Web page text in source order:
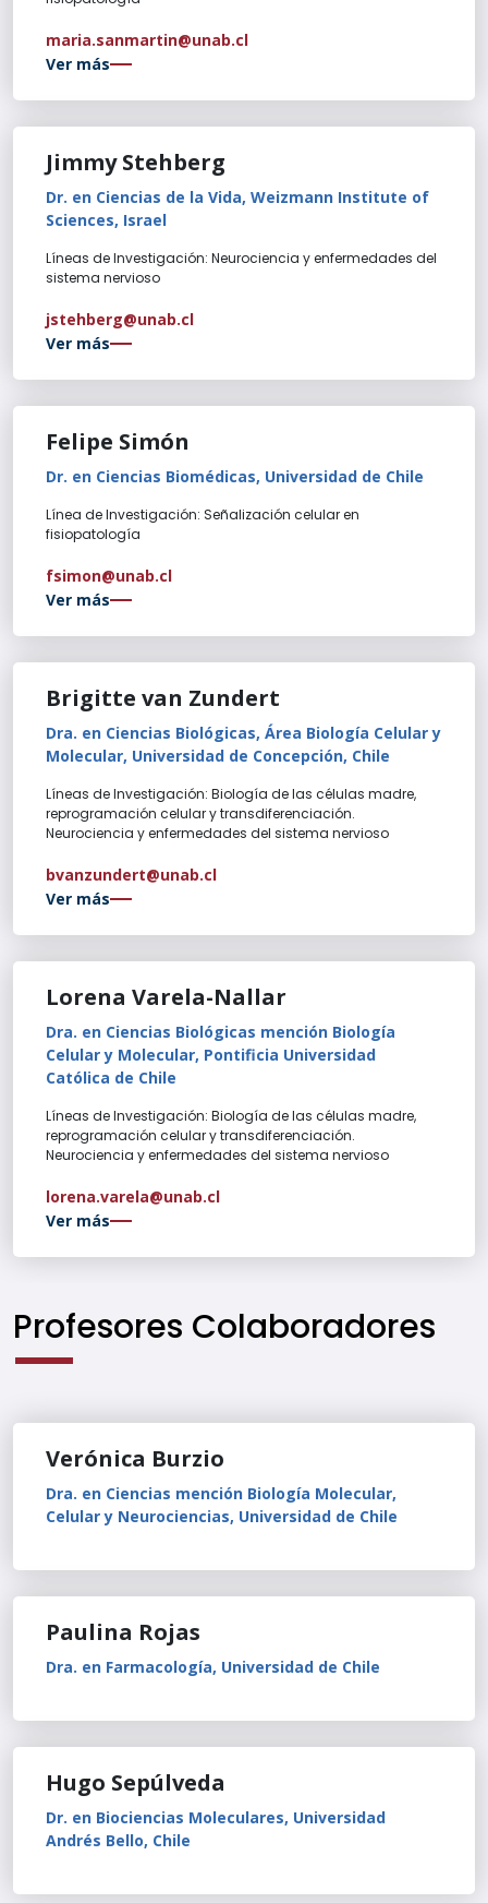
maria.sanmartin@unab.cl
Ver más
Jimmy Stehberg
Dr. en Ciencias de la Vida, Weizmann Institute of
Sciences, Israel
Líneas de Investigación: Neurociencia y enfermedades del
sistema nervioso
jstehberg@unab.cl
Ver más
Felipe Simón
Dr. en Ciencias Biomédicas, Universidad de Chile
Línea de Investigación: Señalización celular en
fisiopatología
fsimon@unab.cl
Ver más
Brigitte van Zundert
Dra. en Ciencias Biológicas, Área Biología Celular y
Molecular, Universidad de Concepción, Chile
Líneas de Investigación: Biología de las células madre,
reprogramación celular y transdiferenciación.
Neurociencia y enfermedades del sistema nervioso
bvanzundert@unab.cl
Ver más
Lorena Varela-Nallar
Dra. en Ciencias Biológicas mención Biología
Celular y Molecular, Pontificia Universidad
Católica de Chile
Líneas de Investigación: Biología de las células madre,
reprogramación celular y transdiferenciación.
Neurociencia y enfermedades del sistema nervioso
lorena.varela@unab.cl
Ver más
Profesores Colaboradores
Verónica Burzio
Dra. en Ciencias mención Biología Molecular,
Celular y Neurociencias, Universidad de Chile
Paulina Rojas
Dra. en Farmacología, Universidad de Chile
Hugo Sepúlveda
Dr. en Biociencias Moleculares, Universidad
Andrés Bello, Chile